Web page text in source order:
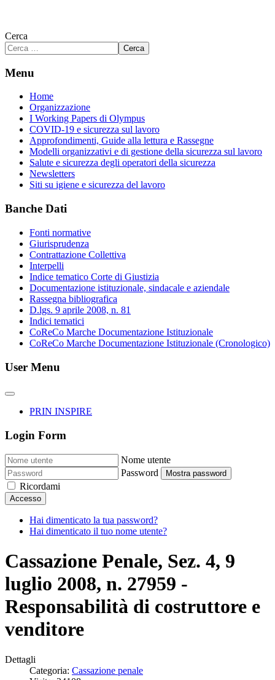
Cerca
Cerca
Menu
Home
Organizzazione
I Working Papers di Olympus
COVID-19 e sicurezza sul lavoro
Approfondimenti, Guide alla lettura e Rassegne
Modelli organizzativi e di gestione della sicurezza sul lavoro
Salute e sicurezza degli operatori della sicurezza
Newsletters
Siti su igiene e sicurezza del lavoro
Banche Dati
Fonti normative
Giurisprudenza
Contrattazione Collettiva
Interpelli
Indice tematico Corte di Giustizia
Documentazione istituzionale, sindacale e aziendale
Rassegna bibliografica
D.lgs. 9 aprile 2008, n. 81
Indici tematici
CoReCo Marche Documentazione Istituzionale
CoReCo Marche Documentazione Istituzionale (Cronologico)
User Menu
PRIN INSPIRE
Login Form
Nome utente
Password
Mostra password
Ricordami
Accesso
Hai dimenticato la tua password?
Hai dimenticato il tuo nome utente?
Cassazione Penale, Sez. 4, 9
luglio 2008, n. 27959 -
Responsabilità di costruttore e
venditore
Dettagli
Categoria: Cassazione penale